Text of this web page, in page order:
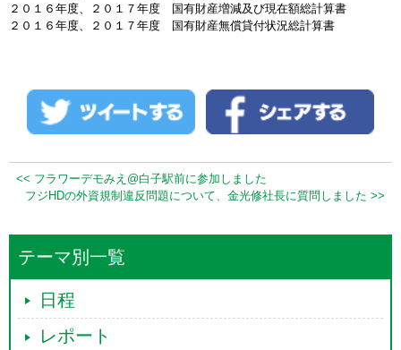
２０１６年度、２０１７年度 国有財産増減及び現在額総計算書
２０１６年度、２０１７年度 国有財産無償貸付状況総計算書
<< フラワーデモみえ@白子駅前に参加しました
フジHDの外資規制違反問題について、金光修社長に質問しました >>
テーマ別一覧
日程
レポート